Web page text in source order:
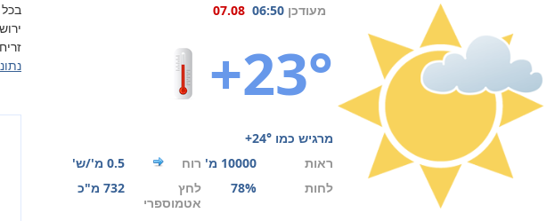
מעודכן 06:50
07.08
+23°
מרגיש כמו +24°
ראות
10000 מ' רוח
0.5 מ'/ש'
לחות
78%
לחץ
אטמוספרי
732 מ"כ
זריחה ב